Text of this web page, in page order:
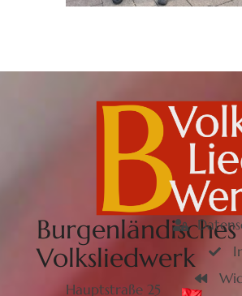
Burgenländisches
Volksliedwerk
Hauptstraße 25